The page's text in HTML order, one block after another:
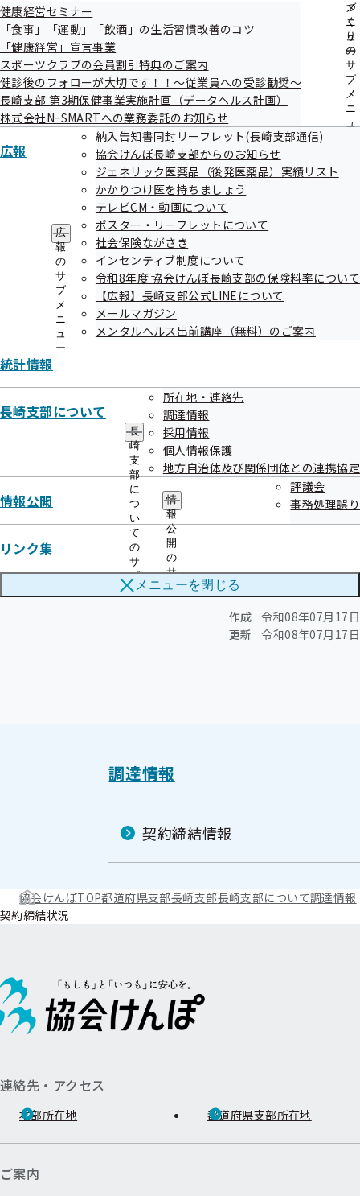
メ
ニ
ュ
ー
づ
く
り
の
サ
ブ
メ
ニ
ュ
健康経営セミナー
「食事」「運動」「飲酒」の生活習慣改善のコツ
「健康経営」宣言事業
スポーツクラブの会員割引特典のご案内
健診後のフォローが大切です！！～従業員への受診勧奨～
長崎支部 第3期保健事業実施計画（データヘルス計画）
株式会社NｰSMARTへの業務委託のお知らせ
広報
広
報
の
サ
ブ
メ
ニ
ュ
ー
納入告知書同封リーフレット(長崎支部通信)
協会けんぽ長崎支部からのお知らせ
ジェネリック医薬品（後発医薬品）実績リスト
かかりつけ医を持ちましょう
テレビCM・動画について
ポスター・リーフレットについて
社会保険ながさき
インセンティブ制度について
令和8年度 協会けんぽ長崎支部の保険料率について
【広報】長崎支部公式LINEについて
メールマガジン
メンタルヘルス出前講座（無料）のご案内
統計情報
長崎支部について
長
崎
支
部
に
つ
い
て
の
サ
ブ
メ
所在地・連絡先
調達情報
採用情報
個人情報保護
地方自治体及び関係団体との連携協定
情報公開
情
報
公
開
の
サ
ブ
メ
評議会
事務処理誤り
リンク集
メニューを閉じる
令和7年度
随意契約に係る情報の公表
競争入札に係る情報の公表
令和6年度
随意契約に係る情報の公表
競争入札に係る情報の公表
随意契約に係る情報の公表
競争入札に係る情報の公表
作成
令和08年07月17日
更新
令和08年07月17日
調達情報
契約締結情報
協会けんぽTOP都道府県支部長崎支部長崎支部について調達情報
契約締結状況
連絡先・アクセス
本部所在地 都道府県支部所在地
ご案内